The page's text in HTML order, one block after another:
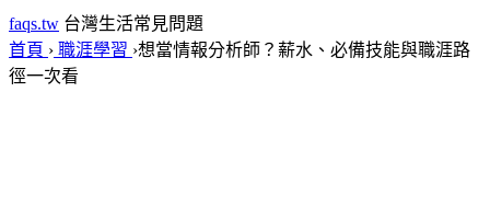
faqs.tw 台灣生活常見問題
首頁 › 職涯學習 ›想當情報分析師？薪水、必備技能與職涯路
徑一次看